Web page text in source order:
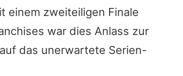
einem zweiteiligen Finale
war dies Anlass zur
das unerwartete Serien-